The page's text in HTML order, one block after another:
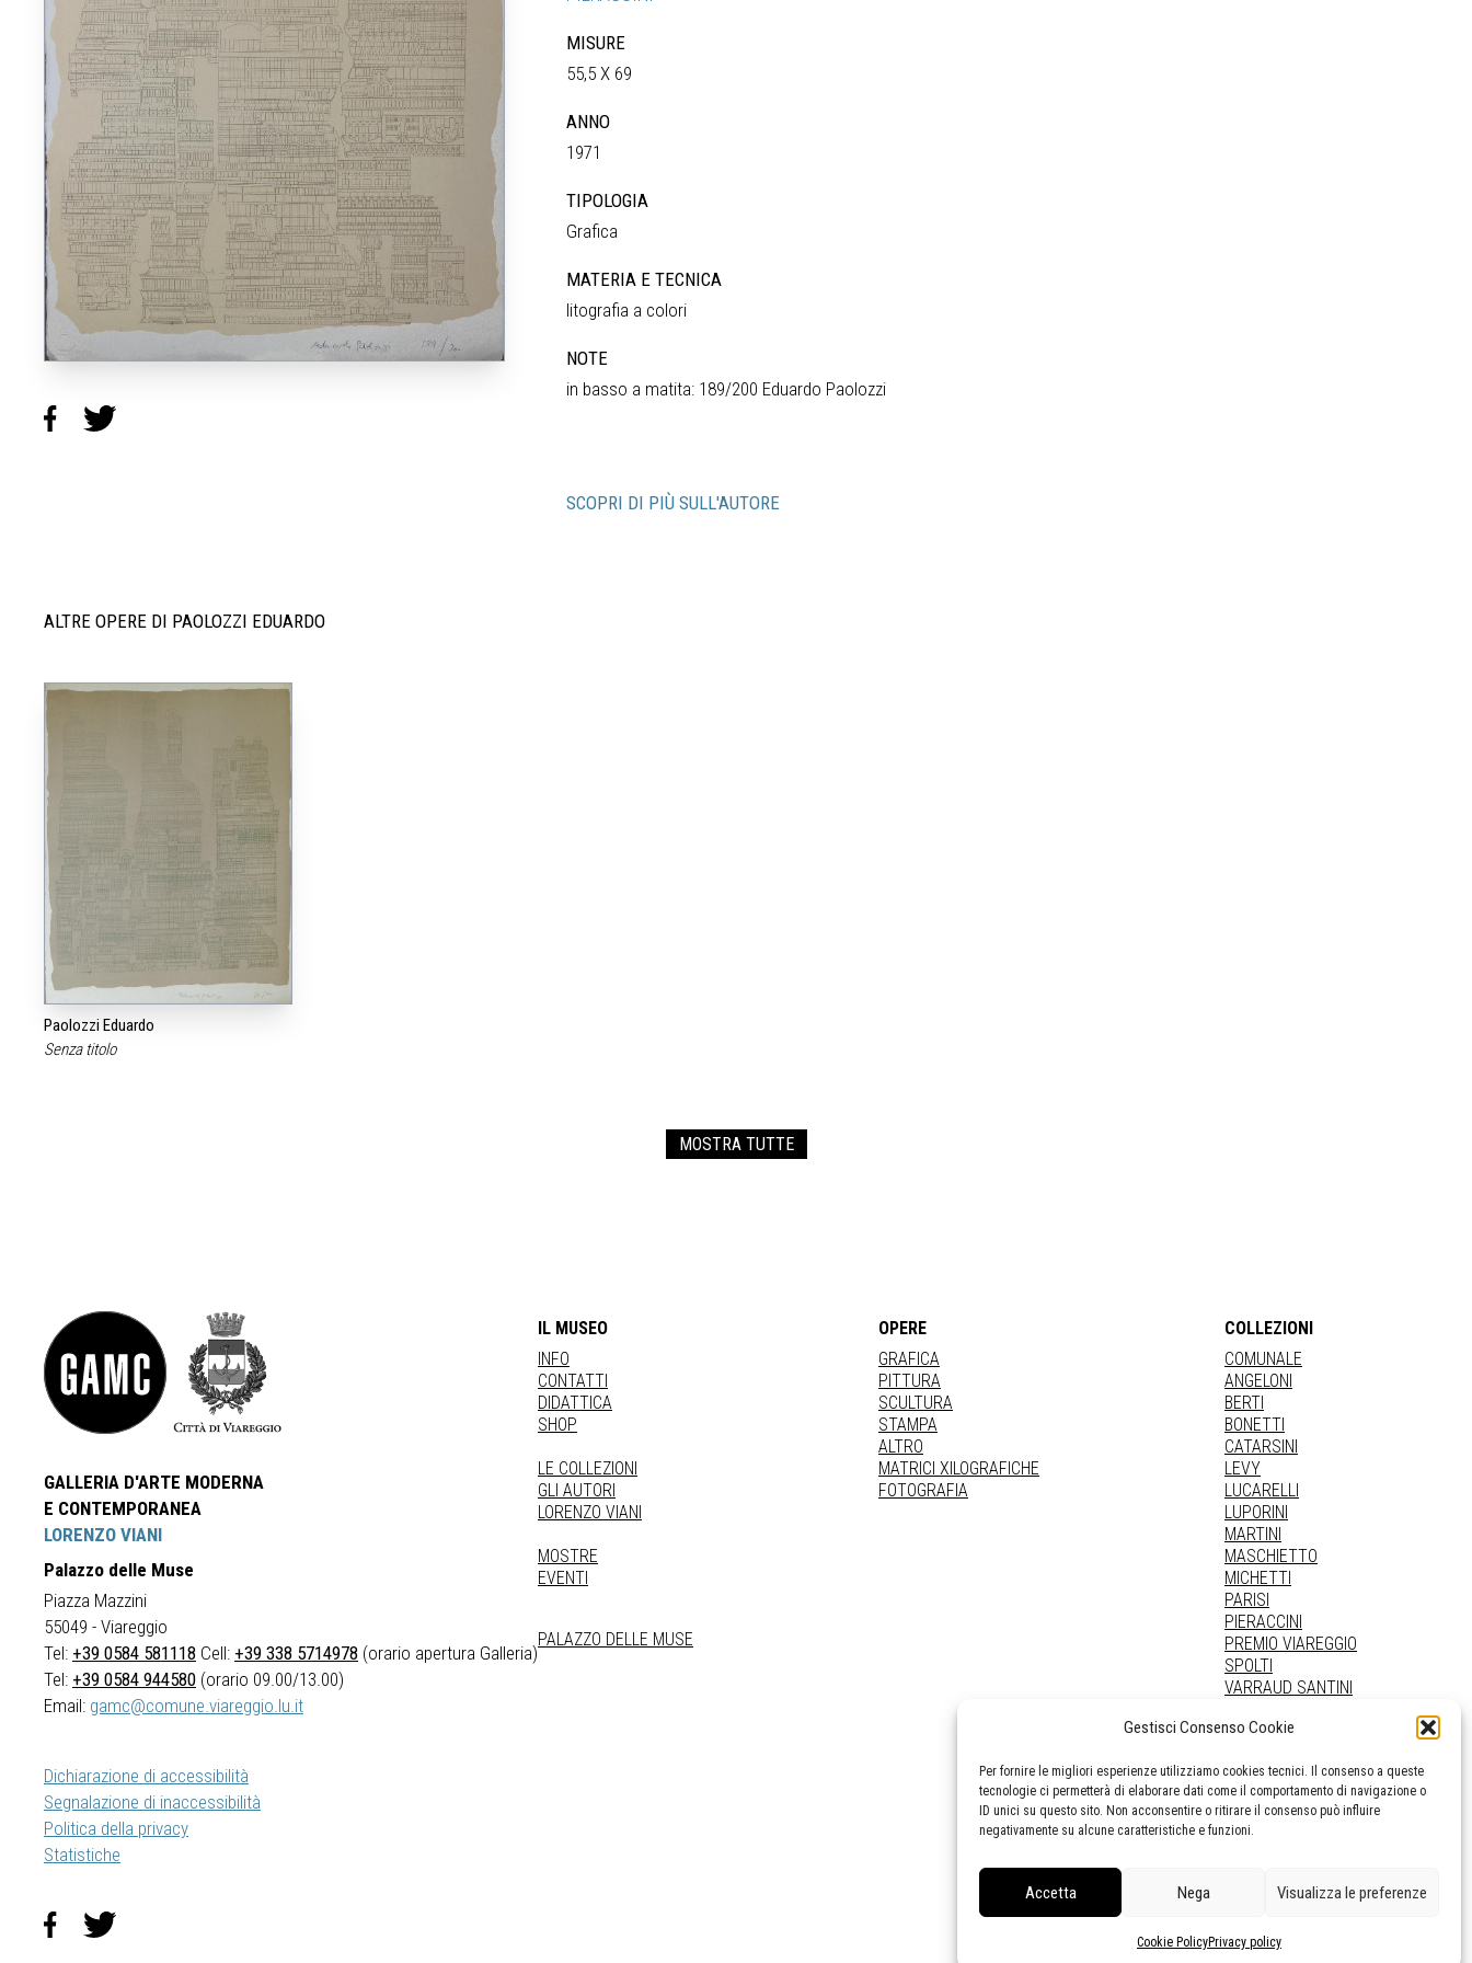
Gestisci Consenso Cookie
Per fornire le migliori esperienze utilizziamo cookies tecnici. Il consenso a queste
tecnologie ci permetterà di elaborare dati come il comportamento di navigazione o
ID unici su questo sito. Non acconsentire o ritirare il consenso può influire
negativamente su alcune caratteristiche e funzioni.
Accetta Nega Visualizza le preferenze
Cookie PolicyPrivacy policy
MISURE
55,5 X 69
ANNO
1971
TIPOLOGIA
Grafica
MATERIA E TECNICA
litografia a colori
NOTE
in basso a matita: 189/200 Eduardo Paolozzi
SCOPRI DI PIÙ SULL'AUTORE
ALTRE OPERE DI PAOLOZZI EDUARDO
Paolozzi Eduardo
Senza titolo
MOSTRA TUTTE
GALLERIA D'ARTE MODERNA
E CONTEMPORANEA
LORENZO VIANI
Palazzo delle Muse
Piazza Mazzini
55049 - Viareggio
Tel: +39 0584 581118 Cell: +39 338 5714978 (orario apertura Galleria)
Tel: +39 0584 944580 (orario 09.00/13.00)
Email: gamc@comune.viareggio.lu.it
Dichiarazione di accessibilità
Segnalazione di inaccessibilità
Politica della privacy
Statistiche
IL MUSEO
INFO
CONTATTI
DIDATTICA
SHOP
LE COLLEZIONI
GLI AUTORI
LORENZO VIANI
MOSTRE
EVENTI
PALAZZO DELLE MUSE
OPERE
GRAFICA
PITTURA
SCULTURA
STAMPA
ALTRO
MATRICI XILOGRAFICHE
FOTOGRAFIA
COLLEZIONI
COMUNALE
ANGELONI
BERTI
BONETTI
CATARSINI
LEVY
LUCARELLI
LUPORINI
MARTINI
MASCHIETTO
MICHETTI
PARISI
PIERACCINI
PREMIO VIAREGGIO
SPOLTI
VARRAUD SANTINI